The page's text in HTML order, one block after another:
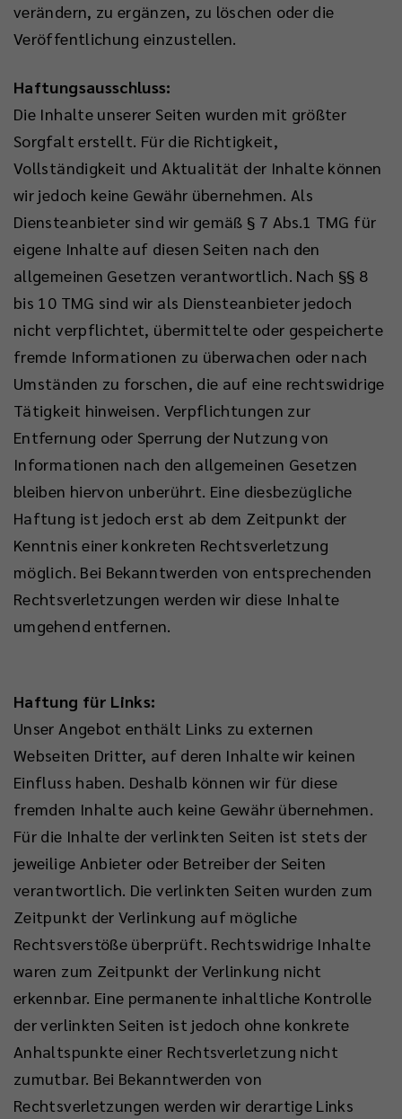
verändern, zu ergänzen, zu löschen oder die
Veröffentlichung einzustellen.
Haftungsausschluss:
Die Inhalte unserer Seiten wurden mit größter
Sorgfalt erstellt. Für die Richtigkeit,
Vollständigkeit und Aktualität der Inhalte können
wir jedoch keine Gewähr übernehmen. Als
Diensteanbieter sind wir gemäß § 7 Abs.1 TMG für
eigene Inhalte auf diesen Seiten nach den
allgemeinen Gesetzen verantwortlich. Nach §§ 8
bis 10 TMG sind wir als Diensteanbieter jedoch
nicht verpflichtet, übermittelte oder gespeicherte
fremde Informationen zu überwachen oder nach
Umständen zu forschen, die auf eine rechtswidrige
Tätigkeit hinweisen. Verpflichtungen zur
Entfernung oder Sperrung der Nutzung von
Informationen nach den allgemeinen Gesetzen
bleiben hiervon unberührt. Eine diesbezügliche
Haftung ist jedoch erst ab dem Zeitpunkt der
Kenntnis einer konkreten Rechtsverletzung
möglich. Bei Bekanntwerden von entsprechenden
Rechtsverletzungen werden wir diese Inhalte
umgehend entfernen.
Haftung für Links:
Unser Angebot enthält Links zu externen
Webseiten Dritter, auf deren Inhalte wir keinen
Einfluss haben. Deshalb können wir für diese
fremden Inhalte auch keine Gewähr übernehmen.
Für die Inhalte der verlinkten Seiten ist stets der
jeweilige Anbieter oder Betreiber der Seiten
verantwortlich. Die verlinkten Seiten wurden zum
Zeitpunkt der Verlinkung auf mögliche
Rechtsverstöße überprüft. Rechtswidrige Inhalte
waren zum Zeitpunkt der Verlinkung nicht
erkennbar. Eine permanente inhaltliche Kontrolle
der verlinkten Seiten ist jedoch ohne konkrete
Anhaltspunkte einer Rechtsverletzung nicht
zumutbar. Bei Bekanntwerden von
Rechtsverletzungen werden wir derartige Links